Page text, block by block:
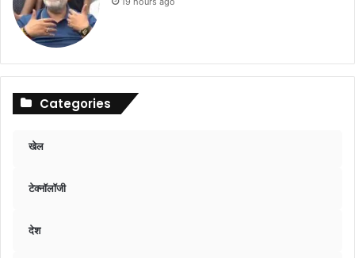
Categories
खेल
टेक्नॉलॉजी
देश